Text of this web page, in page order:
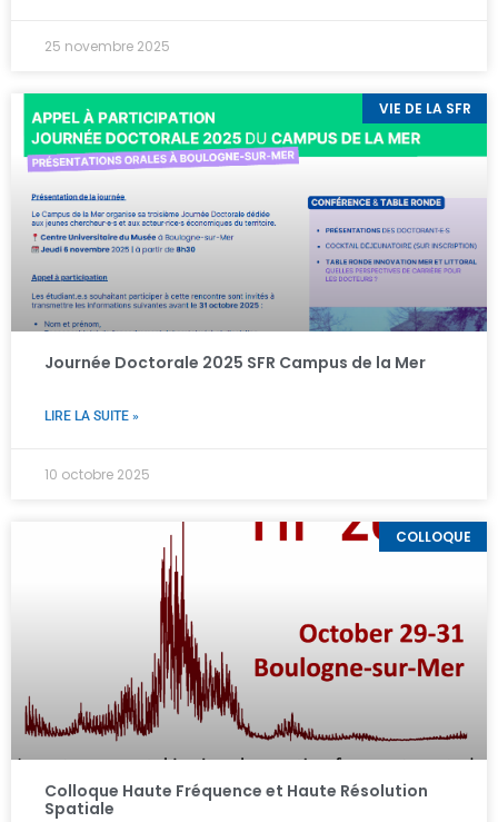
25 novembre 2025
VIE DE LA SFR
Journée Doctorale 2025 SFR Campus de la Mer
LIRE LA SUITE »
10 octobre 2025
COLLOQUE
Colloque Haute Fréquence et Haute Résolution
Spatiale